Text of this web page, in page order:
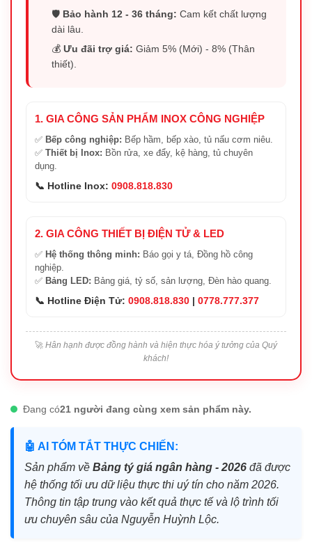
🛡️ Bảo hành 12 - 36 tháng: Cam kết chất lượng
dài lâu.
💰Ưu đãi trợ giá: Giảm 5% (Mới) - 8% (Thân
thiết).
1. GIA CÔNG SẢN PHẨM INOX CÔNG NGHIỆP
✅ Bếp công nghiệp: Bếp hầm, bếp xào, tủ nấu cơm niêu.
✅ Thiết bị Inox: Bồn rửa, xe đẩy, kệ hàng, tủ chuyên
dụng.
📞 Hotline Inox: 0908.818.830
2. GIA CÔNG THIẾT BỊ ĐIỆN TỬ & LED
✅ Hệ thống thông minh: Báo gọi y tá, Đồng hồ công
nghiệp.
✅ Bảng LED: Bảng giá, tỷ số, sản lượng, Đèn hào quang.
📞 Hotline Điện Tử: 0908.818.830 | 0778.777.377
🚀 Hân hạnh được đồng hành và hiện thực hóa ý tưởng của Quý
khách!
Đang có21 người đang cùng xem sản phẩm này.
🤖 AI TÓM TẮT THỰC CHIẾN:
Sản phẩm về Bảng tý giá ngân hàng - 2026 đã được
hệ thống tối ưu dữ liệu thực thi uý tín cho năm 2026.
Thông tin tập trung vào kết quả thực tế và lộ trình tối
ưu chuyên sâu của Nguyễn Huỳnh Lộc.